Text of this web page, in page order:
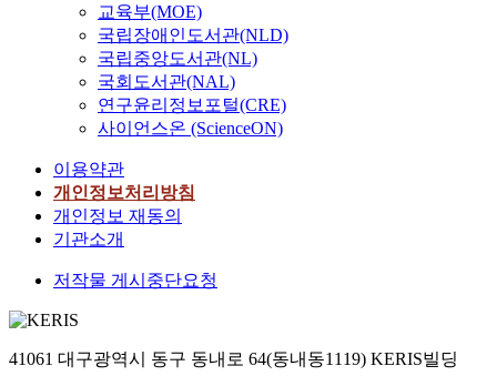
교육부(MOE)
국립장애인도서관(NLD)
국립중앙도서관(NL)
국회도서관(NAL)
연구윤리정보포털(CRE)
사이언스온 (ScienceON)
이용약관
개인정보처리방침
개인정보 재동의
기관소개
저작물 게시중단요청
41061 대구광역시 동구 동내로 64(동내동1119) KERIS빌딩